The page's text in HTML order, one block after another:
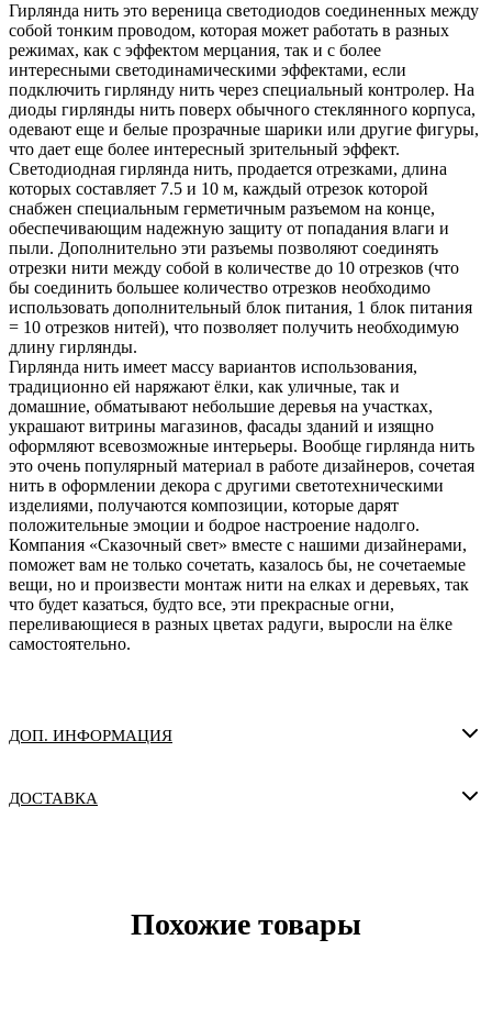
Гирлянда нить это вереница светодиодов соединенных между
собой тонким проводом, которая может работать в разных
режимах, как с эффектом мерцания, так и с более
интересными светодинамическими эффектами, если
подключить гирлянду нить через специальный контролер. На
диоды гирлянды нить поверх обычного стеклянного корпуса,
одевают еще и белые прозрачные шарики или другие фигуры,
что дает еще более интересный зрительный эффект.
Светодиодная гирлянда нить, продается отрезками, длина
которых составляет 7.5 и 10 м, каждый отрезок которой
снабжен специальным герметичным разъемом на конце,
обеспечивающим надежную защиту от попадания влаги и
пыли. Дополнительно эти разъемы позволяют соединять
отрезки нити между собой в количестве до 10 отрезков (что
бы соединить большее количество отрезков необходимо
использовать дополнительный блок питания, 1 блок питания
= 10 отрезков нитей), что позволяет получить необходимую
длину гирлянды.
Гирлянда нить имеет массу вариантов использования,
традиционно ей наряжают ёлки, как уличные, так и
домашние, обматывают небольшие деревья на участках,
украшают витрины магазинов, фасады зданий и изящно
оформляют всевозможные интерьеры. Вообще гирлянда нить
это очень популярный материал в работе дизайнеров, сочетая
нить в оформлении декора с другими светотехническими
изделиями, получаются композиции, которые дарят
положительные эмоции и бодрое настроение надолго.
Компания «Сказочный свет» вместе с нашими дизайнерами,
поможет вам не только сочетать, казалось бы, не сочетаемые
вещи, но и произвести монтаж нити на елках и деревьях, так
что будет казаться, будто все, эти прекрасные огни,
переливающиеся в разных цветах радуги, выросли на ёлке
самостоятельно.
ДОП. ИНФОРМАЦИЯ
ДОСТАВКА
Похожие товары